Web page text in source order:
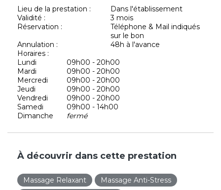
Lieu de la prestation :
Dans l'établissement
Validité :
3 mois
Réservation :
Téléphone & Mail indiqués
sur le bon
Annulation :
48h à l'avance
Horaires :
Lundi
09h00 - 20h00
Mardi
09h00 - 20h00
Mercredi
09h00 - 20h00
Jeudi
09h00 - 20h00
Vendredi
09h00 - 20h00
Samedi
09h00 - 14h00
Dimanche
fermé
À découvrir dans cette prestation
Massage Relaxant
Massage Anti-Stress